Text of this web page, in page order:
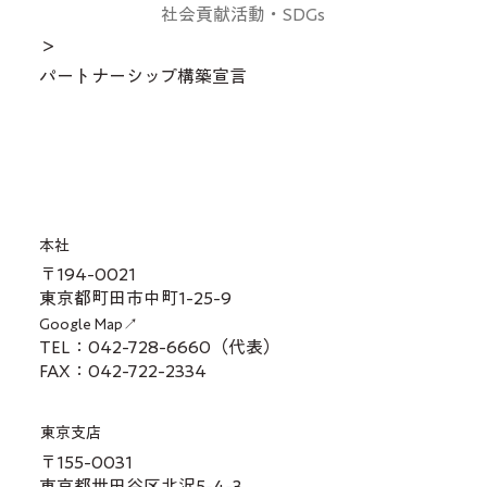
社会貢献活動・SDGs
＞
パートナーシップ構築宣言
本社
〒194-0021
東京都町田市中町1-25-9
Google Map↗
TEL：042-728-6660（代表）
FAX：042-722-2334
東京支店
〒155-0031